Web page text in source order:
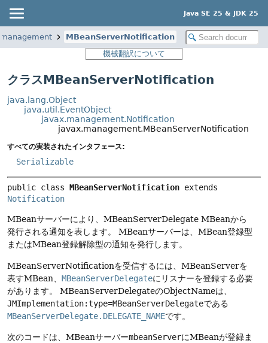
Java SE 25 & JDK 25
MBeanServerNotification
機械翻訳について
クラスMBeanServerNotification
java.lang.Object
java.util.EventObject
javax.management.Notification
javax.management.MBeanServerNotification
すべての実装されたインタフェース:
Serializable
public class MBeanServerNotification
Notification
MBeanサーバーにより、MBeanServerDelegate MBeanから
発行される通知を表します。
MBeanサーバーは、MBean登録型
またはMBean登録解除型の通知を発行します。
MBeanServerNotificationを受信するには、MBeanServerを
表すMBean、 MBeanServerDelegateにリスナーを登録する必要
があります。
MBeanServerDelegateのObjectNameは、
JMImplementation:type=MBeanServerDelegateである
MBeanServerDelegate.DELEGATE_NAMEです。
次のコードは、MBeanサーバーmbeanServerにMBeanが登録ま